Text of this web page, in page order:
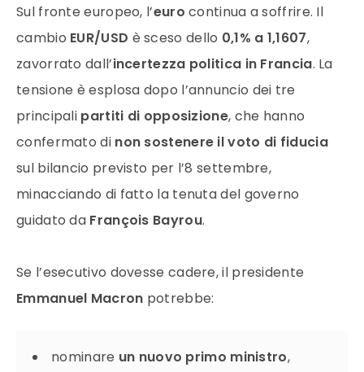
Sul fronte europeo, l’euro continua a soffrire. Il
cambio EUR/USD è sceso dello 0,1% a 1,1607,
zavorrato dall’incertezza politica in Francia. La
tensione è esplosa dopo l’annuncio dei tre
principali partiti di opposizione, che hanno
confermato di non sostenere il voto di fiducia
sul bilancio previsto per l’8 settembre,
minacciando di fatto la tenuta del governo
guidato da François Bayrou.
Se l’esecutivo dovesse cadere, il presidente
Emmanuel Macron potrebbe:
nominare un nuovo primo ministro,